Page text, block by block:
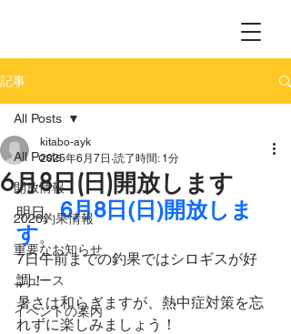
記事
All Posts
開放情報
2026釣果情報
重要なお知らせ
ニュース
イベントの案内
All Posts
6月8日(日)開放します
kitabo-ayk
2025年6月7日 読了時間: 1分
明日、6月8日(日)開放しま
す。
7日午前までの釣果ではシロギスが好
調！
暑さは和らぎますが、熱中症対策を忘
れずに楽しみましょう！